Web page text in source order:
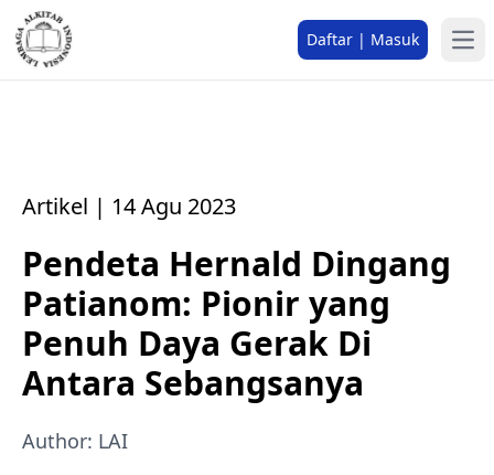
Daftar | Masuk
Artikel | 14 Agu 2023
Pendeta Hernald Dingang
Patianom: Pionir yang
Penuh Daya Gerak Di
Antara Sebangsanya
Author: LAI